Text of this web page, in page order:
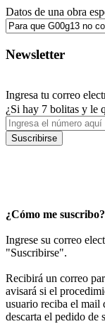
Datos de una obra
Newsletter
Ingresa tu correo
¿Si hay 7 bolitas y le
Suscribirse
¿Cómo me suscribo?
Ingrese su correo
"Suscribirse".
Recibirá un correo
avisará si el
usuario reciba el mail
descarta el pedido de